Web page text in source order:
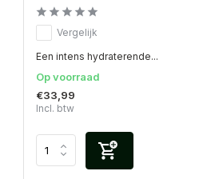
Vergelijk
Een intens hydraterende...
Op voorraad
€33,99
Incl. btw